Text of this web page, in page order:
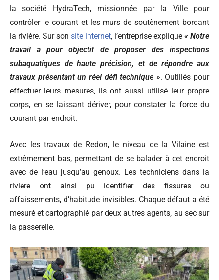
la société HydraTech, missionnée par la Ville pour
contrôler le courant et les murs de soutènement bordant
la rivière. Sur son site internet, l’entreprise explique « Notre
travail a pour objectif de proposer des inspections
subaquatiques de haute précision, et de répondre aux
travaux présentant un réel défi technique ». Outillés pour
effectuer leurs mesures, ils ont aussi utilisé leur propre
corps, en se laissant dériver, pour constater la force du
courant par endroit.
Avec les travaux de Redon, le niveau de la Vilaine est
extrêmement bas, permettant de se balader à cet endroit
avec de l’eau jusqu’au genoux. Les techniciens dans la
rivière ont ainsi pu identifier des fissures ou
affaissements, d’habitude invisibles. Chaque défaut a été
mesuré et cartographié par deux autres agents, au sec sur
la passerelle.